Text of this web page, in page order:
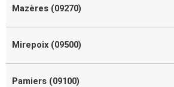
Mazères (09270)
Mirepoix (09500)
Pamiers (09100)